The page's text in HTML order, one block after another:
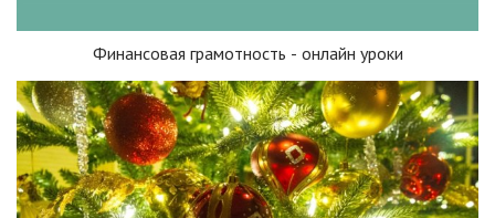
Финансовая грамотность - онлайн уроки